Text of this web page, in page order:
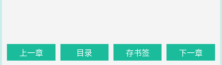
上一章 目录 存书签 下一章